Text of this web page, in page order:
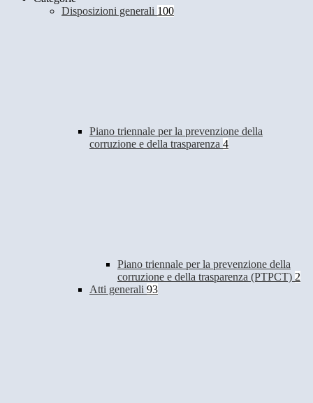
Disposizioni generali 100
Piano triennale per la prevenzione della
corruzione e della trasparenza 4
Piano triennale per la prevenzione della
corruzione e della trasparenza (PTPCT) 2
Atti generali 93